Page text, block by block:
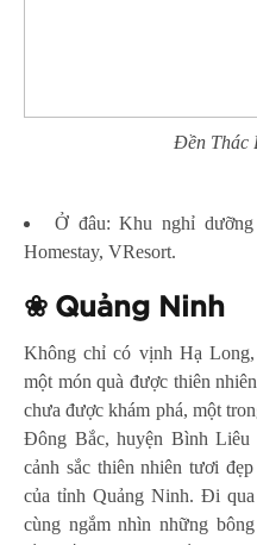
Đền Thác
Ở đâu: Khu nghỉ
Homestay, VResort.
❀ Quảng Ninh
Không chỉ có vịnh Hạ
một món quà được thiên
chưa được khám phá, một
Đông Bắc, huyện Bình Liêu
cảnh sắc thiên nhiên tươi
của tỉnh Quảng Ninh. Đi
cùng ngắm nhìn những